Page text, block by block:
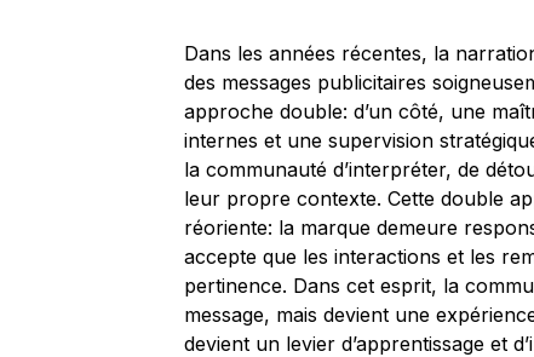
Dans les années récentes, la
des messages publicitaires
approche double: d’un côté, une
internes et une supervision
la communauté d’interpréter, de
leur propre contexte. Cette double
réoriente: la marque demeure
accepte que les interactions et les
pertinence. Dans cet esprit, la
message, mais devient une
devient un levier d’apprentissage et